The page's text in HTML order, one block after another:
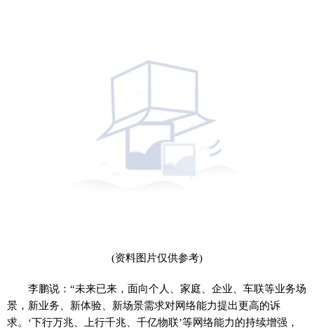
(资料图片仅供参考)
李鹏说：“未来已来，面向个人、家庭、企业、车联等业务场
景，新业务、新体验、新场景需求对网络能力提出更高的诉
求。‘下行万兆、上行千兆、千亿物联’等网络能力的持续增强，